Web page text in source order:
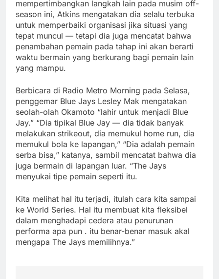
mempertimbangkan langkah lain pada musim off-
season ini, Atkins mengatakan dia selalu terbuka
untuk memperbaiki organisasi jika situasi yang
tepat muncul — tetapi dia juga mencatat bahwa
penambahan pemain pada tahap ini akan berarti
waktu bermain yang berkurang bagi pemain lain
yang mampu.
Berbicara di Radio Metro Morning pada Selasa,
penggemar Blue Jays Lesley Mak mengatakan
seolah-olah Okamoto “lahir untuk menjadi Blue
Jay.” “Dia tipikal Blue Jay — dia tidak banyak
melakukan strikeout, dia memukul home run, dia
memukul bola ke lapangan,” “Dia adalah pemain
serba bisa,” katanya, sambil mencatat bahwa dia
juga bermain di lapangan luar. “The Jays
menyukai tipe pemain seperti itu.
Kita melihat hal itu terjadi, itulah cara kita sampai
ke World Series. Hal itu membuat kita fleksibel
dalam menghadapi cedera atau penurunan
performa apa pun . itu benar-benar masuk akal
mengapa The Jays memilihnya.”